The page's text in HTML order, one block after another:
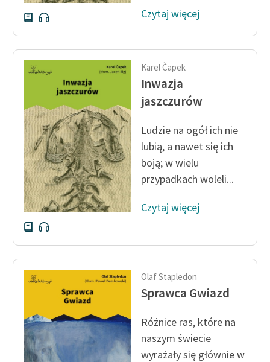
słuchania dla uczennic i
uczniów z
niepełnosprawnościami
Feministyczne inspiracje.
Popularyzacja
skandynawskiej literatury
feministycznej
Ręce pełne poezji
Kolekcje edukacyjne
twórców przechodzących
do domeny publicznej,
lektur szkolnych oraz
Starego Testamentu
Odkurzamy bohaterów
Szkoła Poezji Wolnych
Lektur
Kontakt
O projekcie
Czytaj więcej
Karel Čapek
Inwazja
jaszczurów
Ludzie na ogół ich nie
lubią, a nawet się ich
boją; w wielu
przypadkach woleli...
Czytaj więcej
Olaf Stapledon
Sprawca Gwiazd
Różnice ras, które na
naszym świecie
wyrażały się głównie w